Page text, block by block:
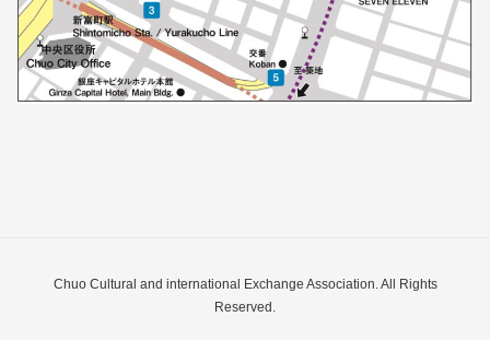
Chuo Cultural and international Exchange Association. All Rights
Reserved.